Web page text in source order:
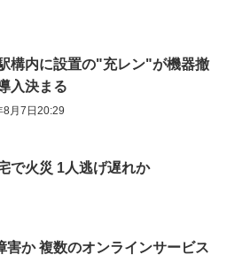
構内に設置の"充レン"が機器撤
入決まる
8月7日20:29
で火災 1人逃げ遅れか
害か 複数のオンラインサービス